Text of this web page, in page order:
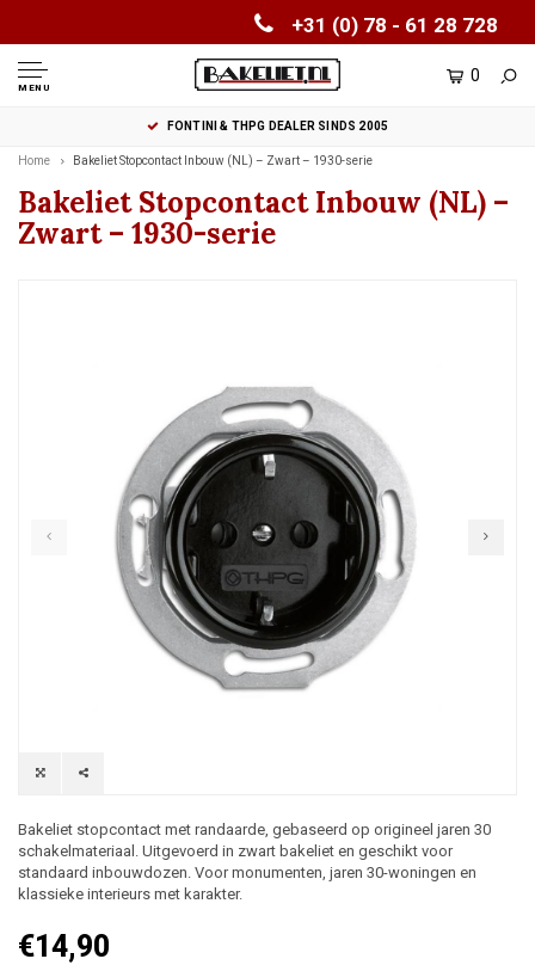
+31 (0) 78 - 61 28 728
MENU
0
FONTINI & THPG DEALER SINDS 2005
Home Bakeliet Stopcontact Inbouw (NL) – Zwart – 1930-serie
Bakeliet Stopcontact Inbouw (NL) –
Zwart – 1930-serie
Bakeliet stopcontact met randaarde, gebaseerd op origineel jaren 30
schakelmateriaal. Uitgevoerd in zwart bakeliet en geschikt voor
standaard inbouwdozen. Voor monumenten, jaren 30-woningen en
klassieke interieurs met karakter.
€14,90